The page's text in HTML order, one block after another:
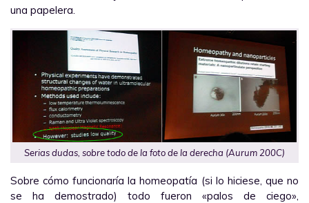
una papelera.
Serias dudas, sobre todo de la foto de la derecha (Aurum 200C)
Sobre cómo funcionaría la homeopatía (si lo hiciese, que no
se ha demostrado) todo fueron «palos de ciego»,